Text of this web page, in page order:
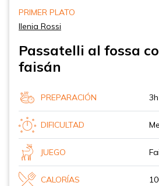
PRIMER PLATO
Ilenia Rossi
Passatelli al fossa
faisán
PREPARACIÓN 3h
DIFICULTAD
JUEGO
CALORÍAS